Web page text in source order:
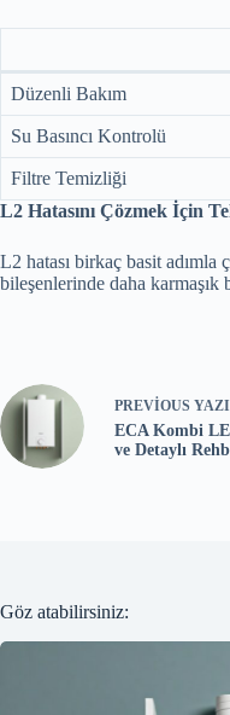
Düzenli Bakım
Su Basıncı Kontrolü
Filtre Temizliği
L2 Hatasını Çözmek İçin
L2 hatası birkaç basit
bileşenlerinde daha
PREVIOUS YAZI
ECA Kombi LE
ve Detaylı
Göz atabilirsiniz: